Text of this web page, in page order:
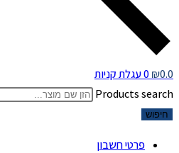
₪0.0
0 עגלת קניות
Products search
חיפוש
פרטי חשבון